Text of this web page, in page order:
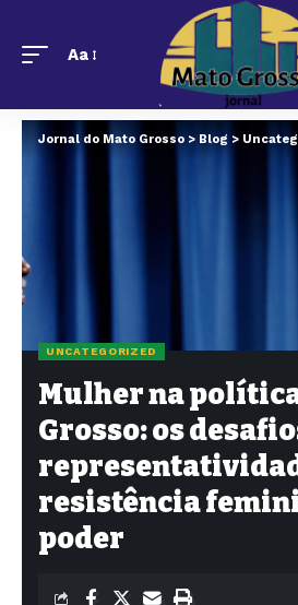
Aa
Jornal do Mato Grosso > Blog >
UNCATEGORIZED
Mulher na
Grosso: os
resistência
poder